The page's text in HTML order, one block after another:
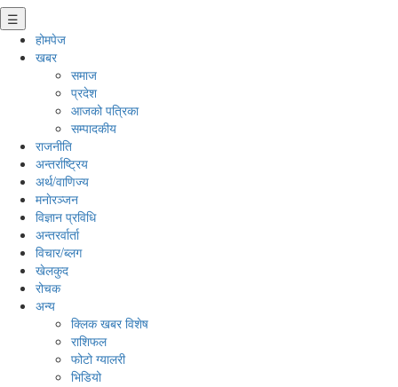
☰
होमपेज
खबर
समाज
प्रदेश
आजको पत्रिका
सम्पादकीय
राजनीति
अन्तर्राष्ट्रिय
अर्थ/वाणिज्य
मनाेरञ्जन
विज्ञान प्रविधि
अन्तरर्वार्ता
विचार/ब्लग
खेलकुद
रोचक
अन्य
क्लिक खबर विशेष
राशिफल
फोटो ग्यालरी
भिडियो